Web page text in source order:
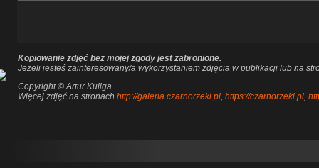
Kopiowanie zdjęć bez mojej zgody jest zabronione.
Jeżeli jesteś zainteresowany/a wykorzystaniem zdjęcia w publikacji lub na
Copyright © Artur Kuliga
Więcej zdjęć na stronach http://galeria.czarnorzeki.pl, https://czarnorzeki.pl,